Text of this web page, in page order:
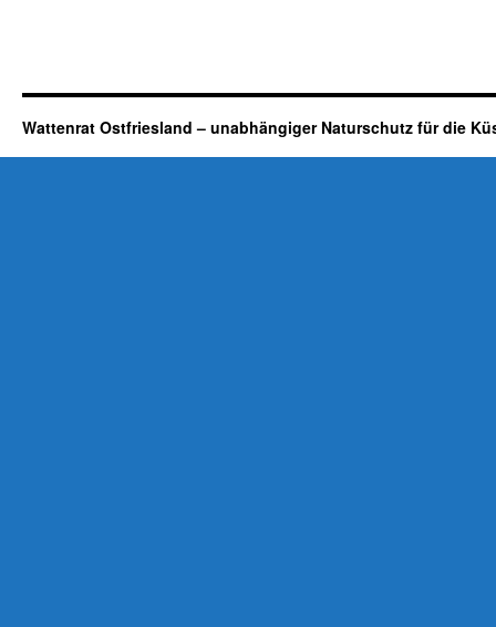
Wattenrat Ostfriesland – unabhängiger Naturschutz für die